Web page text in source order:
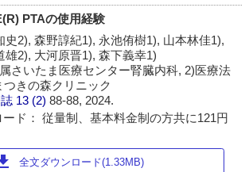
PTAの使用経験
史2), 森野諄紀1), 永池侑樹1), 山本林佳1),
雄2), 大河原晋1), 森下義幸1)
さいたま医療センター腎臓内科, 2)医療法
つきの森クリニック
13 (2)88-88, 2024.
ド： 従量制、基本料金制の方共に121円
全文ダウンロード(1.33MB)